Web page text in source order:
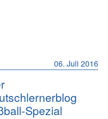
06. Juli 2016
Spezial